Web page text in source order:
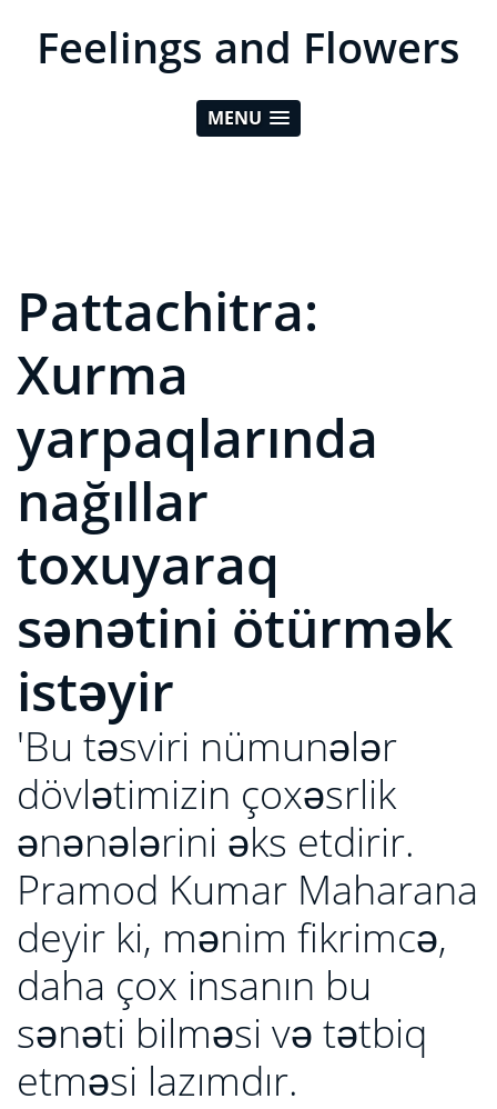
Feelings and Flowers
MENU
Pattachitra:
Xurma
yarpaqlarında
nağıllar
toxuyaraq
sənətini ötürmək
istəyir
'Bu təsviri nümunələr
dövlətimizin çoxəsrlik
ənənələrini əks etdirir.
Pramod Kumar Maharana
deyir ki, mənim fikrimcə,
daha çox insanın bu
sənəti bilməsi və tətbiq
etməsi lazımdır.